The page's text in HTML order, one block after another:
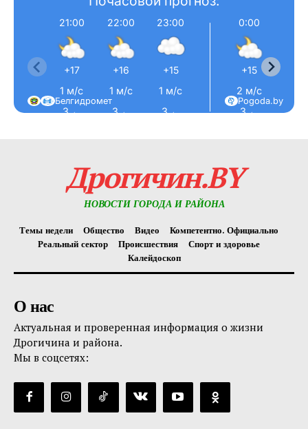
21:00
+17
1 м/с
З ←
22:00
+16
1 м/с
З ←
23:00
+15
1 м/с
З ←
0:00
+15
2 м/с
З ←
З ←
Pogoda.by
Белгидромет
Дрогичин.BY
НОВОСТИ ГОРОДА И РАЙОНА
Темы недели Общество Видео
Компетентно. Официально
Реальный сектор
Происшествия
Спорт и здоровье
Калейдоскоп
О нас
Актуальная и проверенная информация о жизни
Дрогичина и района.
Мы в соцсетях: